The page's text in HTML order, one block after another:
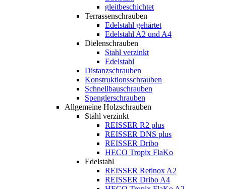
gleitbeschichtet
Terrassenschrauben
Edelstahl gehärtet
Edelstahl A2 und A4
Dielenschrauben
Stahl verzinkt
Edelstahl
Distanzschrauben
Konstruktionsschrauben
Schnellbauschrauben
Spenglerschrauben
Allgemeine Holzschrauben
Stahl verzinkt
REISSER R2 plus
REISSER DNS plus
REISSER Dribo
HECO Tropix FlaKo
Edelstahl
REISSER Retinox A2
REISSER Dribo A4